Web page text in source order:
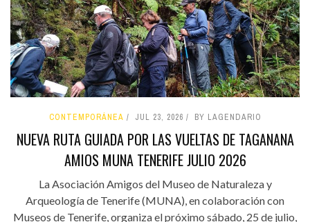
CONTEMPORÁNEA JUL 23, 2026 BY LAGENDARIO
NUEVA RUTA GUIADA POR LAS VUELTAS DE TAGANANA
AMIOS MUNA TENERIFE JULIO 2026
La Asociación Amigos del Museo de Naturaleza y
Arqueología de Tenerife (MUNA), en colaboración con
Museos de Tenerife, organiza el próximo sábado, 25 de julio,